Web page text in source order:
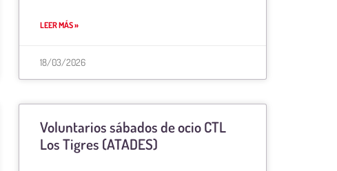
LEER MÁS »
18/03/2026
Voluntarios sábados de ocio CTL
Los Tigres (ATADES)